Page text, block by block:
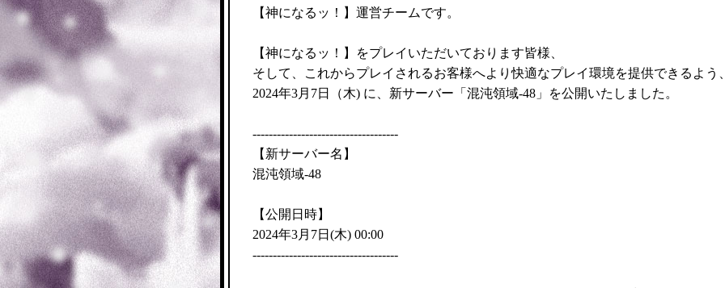
【神になるッ！】運営チームです。
【神になるッ！】をプレイいただいております皆様、
そして、これからプレイされるお客様へより快適なプレイ環境を提供できるよう
2024年3月7日（木) に、新サーバー「混沌領域-48」を公開いたしました。
------------------------------------
【新サーバー名】
混沌領域-48
【公開日時】
2024年3月7日(木) 00:00
------------------------------------